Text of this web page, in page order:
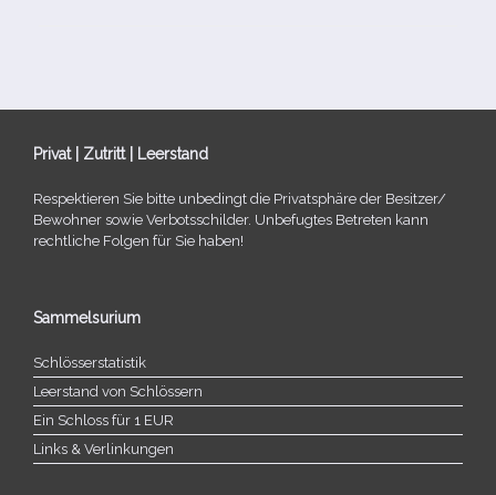
Privat | Zutritt | Leerstand
Respektieren Sie bitte unbe­dingt die Privatsphäre der Besitzer/​
Bewohner sowie Verbotsschilder. Unbefugtes Betreten kann
recht­li­che Folgen für Sie haben!
Sammelsurium
Schlösserstatistik
Leerstand von Schlössern
Ein Schloss für 1 EUR
Links & Verlinkungen